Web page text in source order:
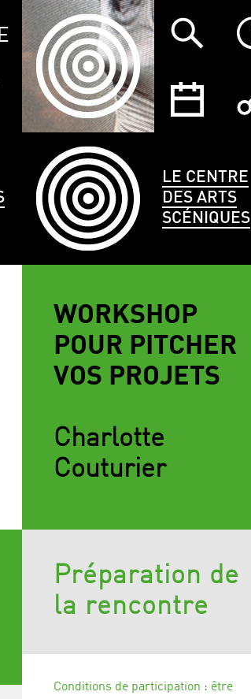
LE CENTRE
DES ARTS
SCÉNIQUES
WORKSHOP
POUR PITCHER
VOS PROJETS
Charlotte
Couturier
Préparation de
la rencontre
Conditions de participation : être